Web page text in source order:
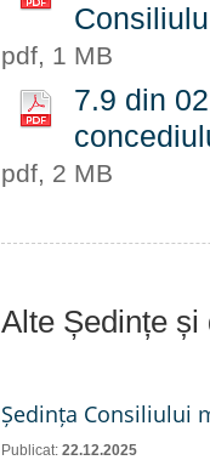
pdf, 1 MB
7.9 din
pdf, 2 MB
Alte Ședințe și
Ședința Consiliului
Publicat: 22.12.2025